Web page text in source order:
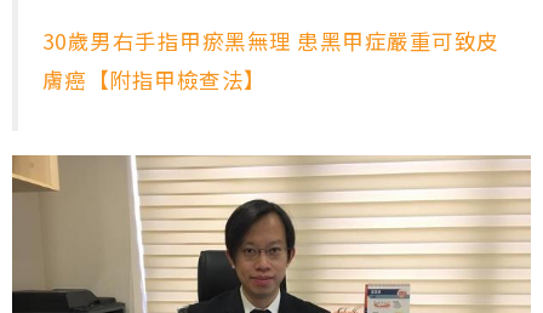
30歲男右手指甲瘀黑無理 患黑甲症嚴重可致皮
膚癌【附指甲檢查法】